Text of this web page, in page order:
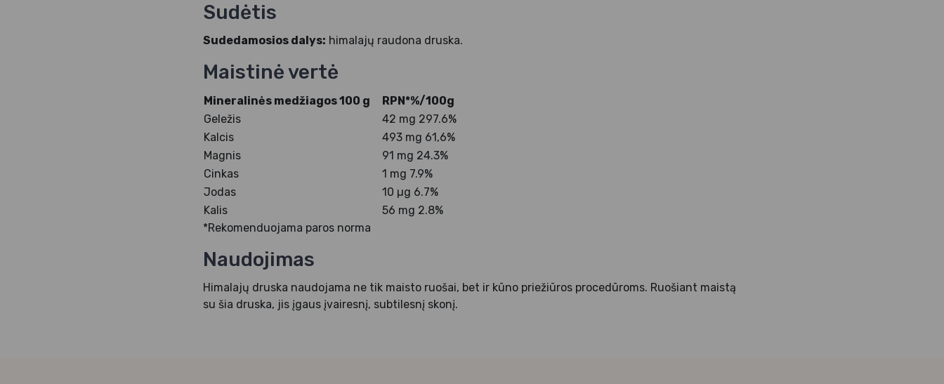
Sudėtis
Sudedamosios dalys: himalajų raudona druska.
Maistinė vertė
Mineralinės medžiagos 100 g
RPN*%/100g
Geležis
42 mg 297.6%
Kalcis
493 mg 61,6%
Magnis
91 mg 24.3%
Cinkas
1 mg 7.9%
Jodas
10 µg 6.7%
Kalis
56 mg 2.8%
*Rekomenduojama paros norma
Naudojimas
Himalajų druska naudojama ne tik maisto ruošai, bet ir kūno priežiūros procedūroms. Ruošiant maistą
su šia druska, jis įgaus įvairesnį, subtilesnį skonį.